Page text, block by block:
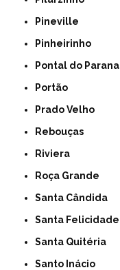
Pineville
Pinheirinho
Pontal do Parana
Portão
Prado Velho
Rebouças
Riviera
Roça Grande
Santa Cândida
Santa Felicidade
Santa Quitéria
Santo Inácio